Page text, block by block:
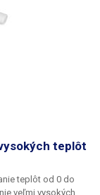
teplôt
teplôt od 0 do
veľmi vysokých